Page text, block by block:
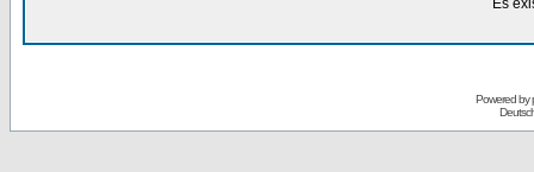
Es
Powered by